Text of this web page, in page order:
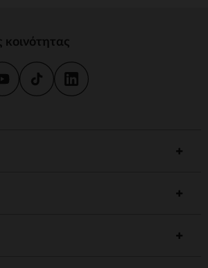
κοινότητας